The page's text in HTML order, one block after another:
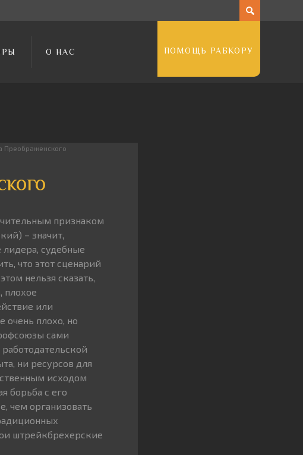
О НАС ПОМОЩЬ РАБКОРУ
Преображенского
признаком
– значит,
лидера, судебные
что этот сценарий
нельзя сказать,
плохое
или
очень плохо, но
сами
ни ресурсов для
исходом
борьба с его
чем организовать
штрейкбрехерские